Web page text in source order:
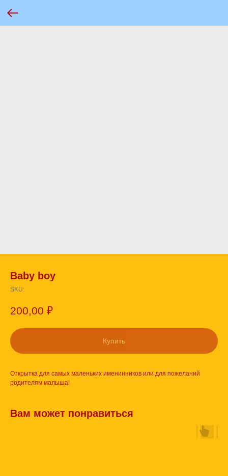
Baby boy
SKU:
200,00 ₽
Купить
Открытка для самых маленьких именинников или для пожеланий
родителям малыша!
Вам может понравиться